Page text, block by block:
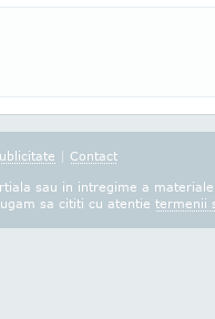
| Contact
sau in intregime a
sa cititi cu atentie termenii